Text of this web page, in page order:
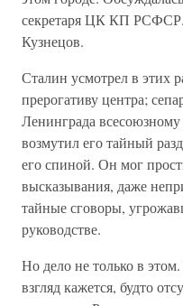
секретаря ЦК КП
Кузнецов.
Сталин усмотрел в этих
прерогативу центра;
Ленинграда
возмутил его тайный
его спиной. Он мог
высказывания, даже
тайные сговоры,
руководстве.
Но дело не только в
взгляд кажется, будто